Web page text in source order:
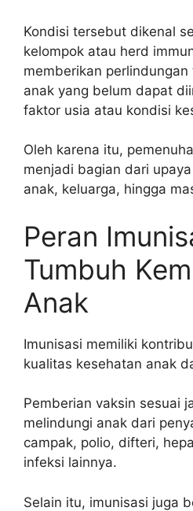
Kondisi tersebut dikenal
kelompok atau herd
memberikan
anak yang belum dapat
faktor usia atau kondisi
Oleh karena itu,
menjadi bagian dari
anak, keluarga, hingga
Peran
Tumbuh
Anak
Imunisasi memiliki
kualitas kesehatan anak
Pemberian vaksin sesuai
melindungi anak dari
campak, polio, difteri,
infeksi lainnya.
Selain itu, imunisasi juga